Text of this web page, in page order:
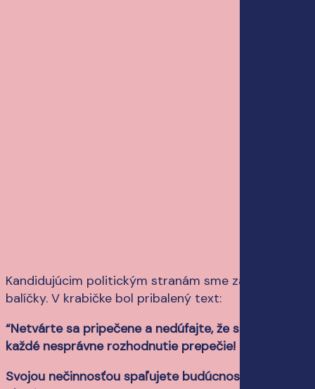
Kandidujúcim politickým stranám sme zaniesli
balíčky. V krabičke bol pribalený text:
“Netvárte sa pripečene a nedúfajte, že sa Vám
každé nesprávne rozhodnutie prepečie!
Svojou nečinnosťou spaľujete budúcnosť našej